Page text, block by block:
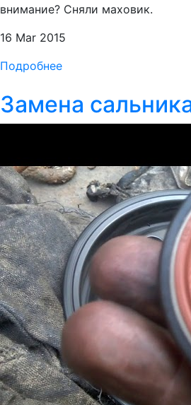
внимание? Сняли маховик.
16 Mar 2015
Подробнее
Замена